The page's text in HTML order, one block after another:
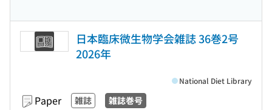
日本臨床微生物学会雑誌 36巻2号
2026年
Paper 雑誌 雑誌巻号
National Diet Library